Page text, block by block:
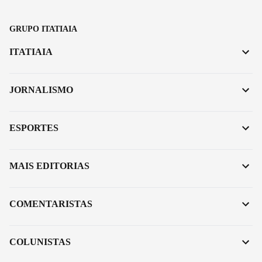
GRUPO ITATIAIA
ITATIAIA
JORNALISMO
ESPORTES
MAIS EDITORIAS
COMENTARISTAS
COLUNISTAS